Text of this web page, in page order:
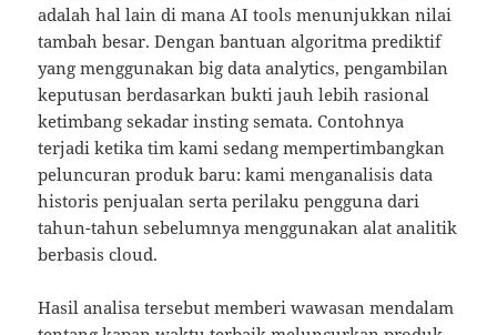
adalah hal lain di mana AI tools menunjukkan nilai
tambah besar. Dengan bantuan algoritma prediktif
yang menggunakan big data analytics, pengambilan
keputusan berdasarkan bukti jauh lebih rasional
ketimbang sekadar insting semata. Contohnya
terjadi ketika tim kami sedang mempertimbangkan
peluncuran produk baru: kami menganalisis data
historis penjualan serta perilaku pengguna dari
tahun-tahun sebelumnya menggunakan alat analitik
berbasis cloud.
Hasil analisa tersebut memberi wawasan mendalam